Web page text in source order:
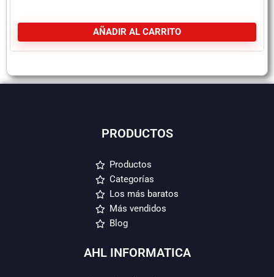
AÑADIR AL CARRITO
PRODUCTOS
Productos
Categorías
Los más baratos
Más vendidos
Blog
AHL INFORMATICA